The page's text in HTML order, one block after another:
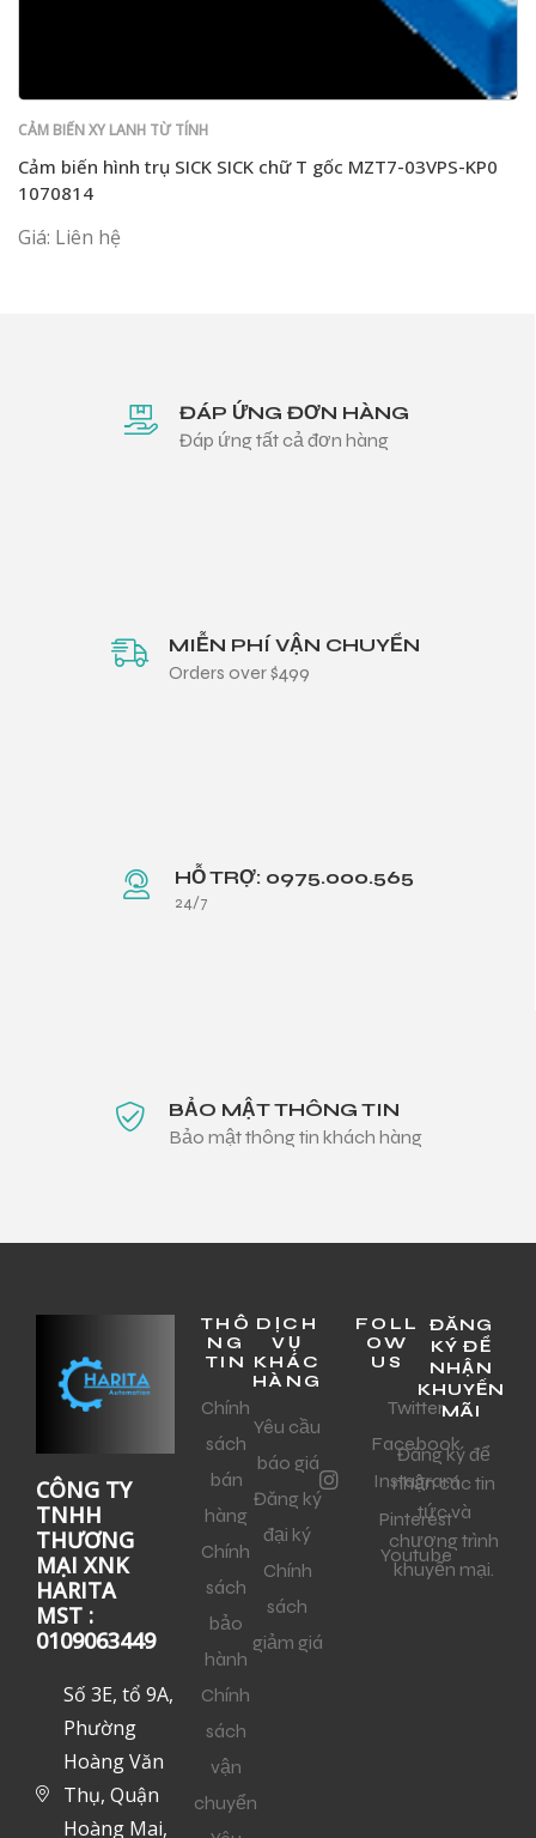
CẢM BIẾN XY LANH TỪ TÍNH
Cảm biến hình trụ SICK SICK chữ T gốc MZT7-03VPS-KP0
1070814
Giá: Liên hệ
ĐÁP ỨNG ĐƠN HÀNG
Đáp ứng tất cả đơn hàng
MIỄN PHÍ VẬN CHUYỂN
Orders over $499
HỖ TRỢ: 0975.000.565
24/7
BẢO MẬT THÔNG TIN
Bảo mật thông tin khách hàng
CÔNG TY
TNHH
THƯƠNG
MẠI XNK
HARITA
MST :
0109063449
Số 3E, tổ 9A,
Phường
Hoàng Văn
Thụ, Quận
Hoàng Mai,
THÔ
NG
TIN
Chính
sách
bán
hàng
Chính
sách
bảo
hành
Chính
sách
vận
chuyển
DỊCH
VỤ
KHÁC
HÀNG
Yêu cầu
báo giá
Đăng ký
đại ký
Chính
sách
giảm giá
FOLL
OW
US
Twitter
Facebook
Instagram
Pinterest
Youtube
ĐĂNG
KÝ ĐỂ
NHẬN
KHUYẾN
MÃI
Đăng ký để
nhận các tin
tức và
chương trình
khuyến mại.